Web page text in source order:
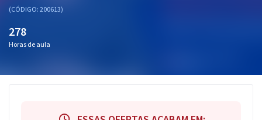
OAB
Mentorias
(CÓDIGO: 200613)
278
Horas de aula